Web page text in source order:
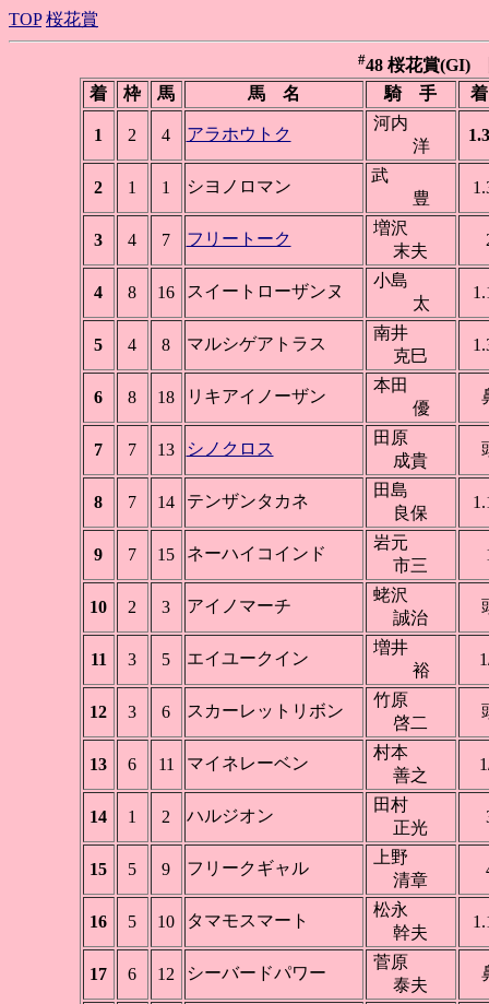
TOP 桜花賞
#48 桜花賞(GI)
着
枠 馬 馬 名 騎 手
1 2 4 アラホウトク
河内
洋
2 1 1 シヨノロマン
武
豊
3 4 7 フリートーク
増沢
末夫
4 8 16 スイートローザンヌ
小島
太
5 4 8 マルシゲアトラス
南井
克巳
6 8 18 リキアイノーザン
本田
優
7 7 13 シノクロス
田原
成貴
8 7 14 テンザンタカネ
田島
良保
9 7 15 ネーハイコインド
岩元
市三
10 2 3 アイノマーチ
蛯沢
誠治
11 3 5 エイユークイン
増井
裕
12 3 6 スカーレットリボン
竹原
啓二
13 6 11 マイネレーベン
村本
善之
14 1 2 ハルジオン
田村
正光
15 5 9 フリークギャル
上野
清章
16 5 10 タマモスマート
松永
幹夫
17 6 12 シーバードパワー
菅原
泰夫